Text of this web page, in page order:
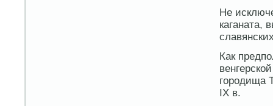
Не
каганата,
Как
городища
IX в.